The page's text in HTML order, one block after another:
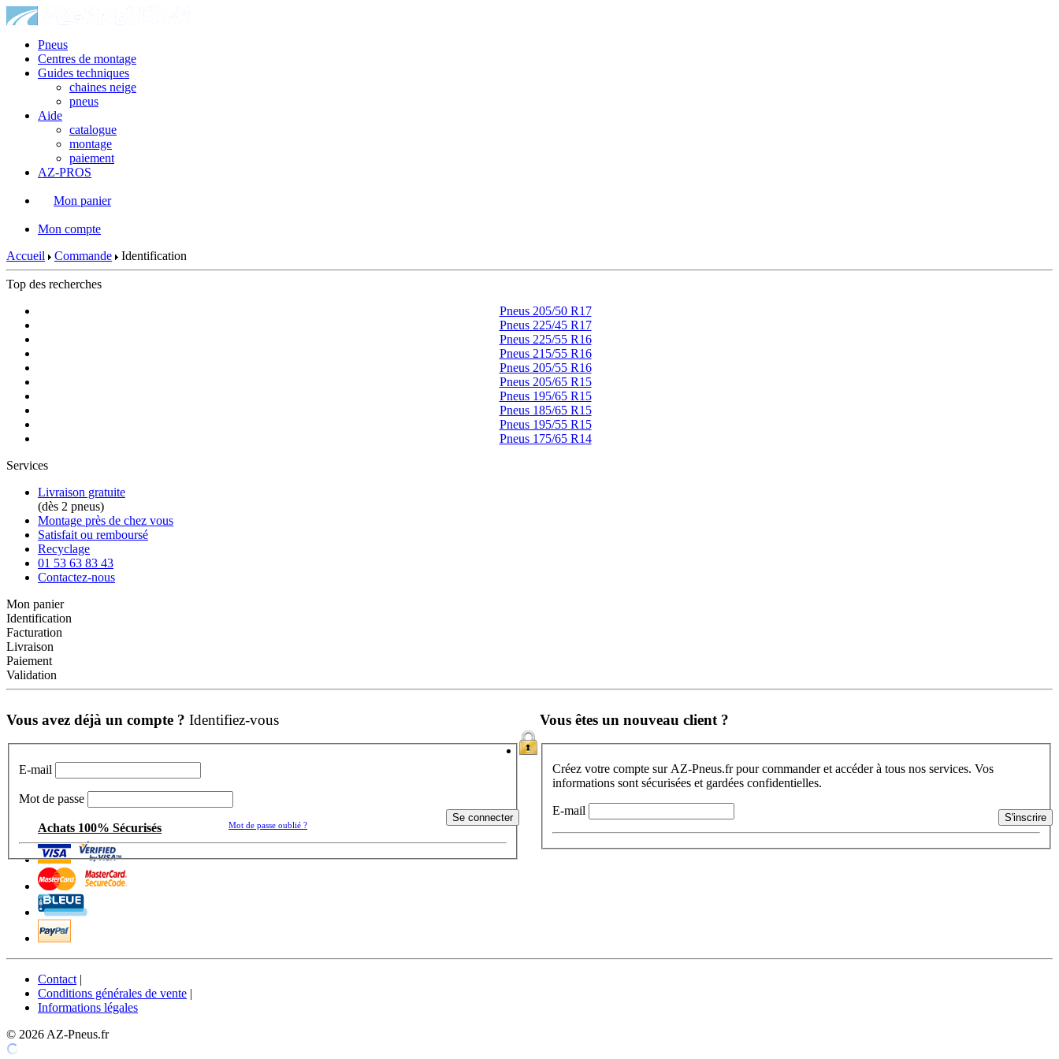
Pneus
Centres de montage
Guides techniques
chaines neige
pneus
Aide
catalogue
montage
paiement
AZ-PROS
Mon panier
Mon compte
Accueil
Commande Identification
Top des recherches
Pneus 205/50 R17
Pneus 225/45 R17
Pneus 225/55 R16
Pneus 215/55 R16
Pneus 205/55 R16
Pneus 205/65 R15
Pneus 195/65 R15
Pneus 185/65 R15
Pneus 195/55 R15
Pneus 175/65 R14
Services
Livraison gratuite
(dès 2 pneus)
Montage près de chez vous
Satisfait ou remboursé
Recyclage
01 53 63 83 43
Contactez-nous
Mon panier
Identification
Facturation
Livraison
Paiement
Validation
Vous avez déjà un compte ? Identifiez-vous
E-mail
Mot de passe
Mot de passe oublié ?
Vous êtes un nouveau client ?
Créez votre compte sur AZ-Pneus.fr pour commander et accéder à tous nos services. Vos
informations sont sécurisées et gardées confidentielles.
E-mail
Achats 100% Sécurisés
Contact|
Conditions générales de vente |
Informations légales
© 2026 AZ-Pneus.fr